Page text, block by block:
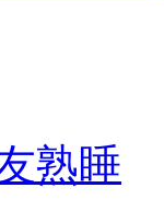
熟睡